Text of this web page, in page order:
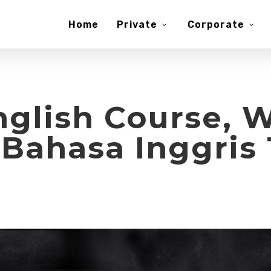
Home Private Corporate
Course,
Inggris